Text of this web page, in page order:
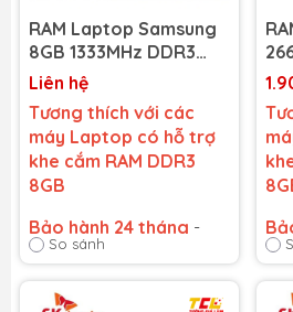
RAM Laptop Samsung
8GB 1333MHz DDR3
(1x8GB) (NEW)
Liên hệ
Tương thích với các
máy Laptop có hỗ trợ
khe cắm RAM DDR3
8GB
Bảo hành 24 tháng -
Cam kết bảo hành uy tín
toàn quốc!
Lỗi 1 đổi 1 trong suốt thời
So sánh